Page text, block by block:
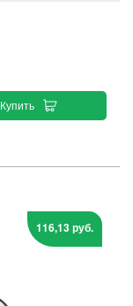
Купить
116,13 руб.